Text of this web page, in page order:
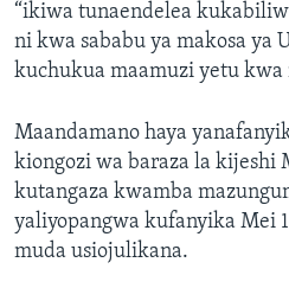
“ikiwa tunaendelea
ni kwa sababu ya makosa ya
kuchukua maamuzi yetu kwa
Maandamano haya
kiongozi wa baraza la kijeshi
kutangaza kwamba
yaliyopangwa kufanyika Mei
muda usiojulikana.